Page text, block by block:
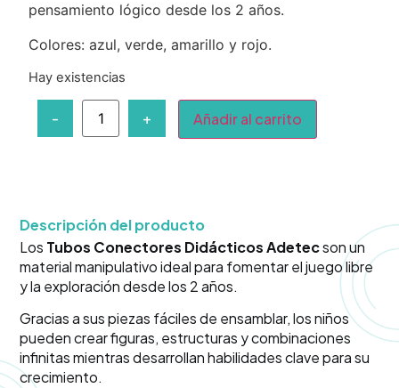
pensamiento lógico desde los 2 años.
Colores: azul, verde, amarillo y rojo.
Hay existencias
- + Añadir al carrito
Descripción del producto
Los Tubos Conectores Didácticos Adetecson un
material manipulativo ideal para fomentar el juego libre
y la exploración desde los 2 años.
Gracias a sus piezas fáciles de ensamblar, los niños
pueden crear figuras, estructuras y combinaciones
infinitas mientras desarrollan habilidades clave para su
crecimiento.